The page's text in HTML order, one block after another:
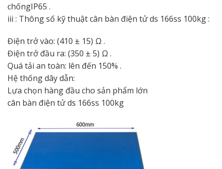
chốngIP65 .
iii : Thông số kỹ thuật cân bàn điện tử ds 166ss 100kg :
Điện trở vào: (410 ± 15) Ω .
Điện trở đầu ra: (350 ± 5) Ω .
Quá tải an toàn: lên đến 150% .
Hệ thống dây dẫn:
Lựa chọn hàng đầu cho sản phẩm lớn
cân bàn điện tử ds 166ss 100kg